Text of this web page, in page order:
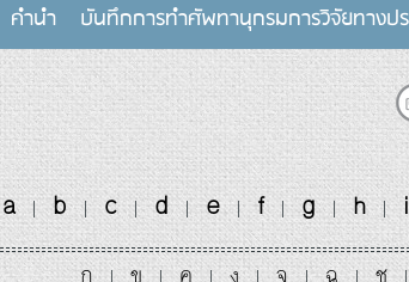
คำนำ บันทึกการทําศัพทานุกรมการวิจัยทางป
a | b | c | d | e | f | g | h | i
| | | | | | |